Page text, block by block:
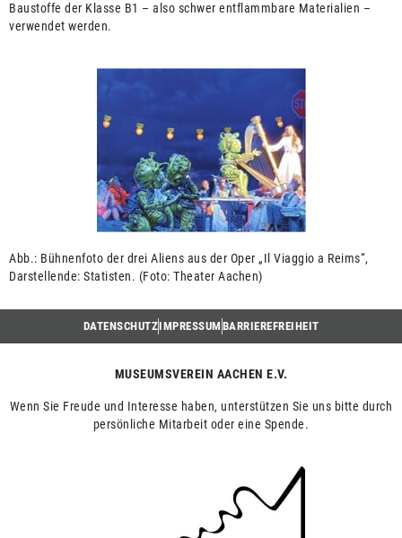
Baustoffe der Klasse B1 – also schwer entflammbare Materialien –
verwendet werden.
Abb.: Bühnenfoto der drei Aliens aus der Oper „Il Viaggio a Reims“,
Darstellende: Statisten. (Foto: Theater Aachen)
DATENSCHUTZIMPRESSUM BARRIEREFREIHEIT
MUSEUMSVEREIN AACHEN E.V.
Wenn Sie Freude und Interesse haben, unterstützen Sie uns bitte durch
persönliche Mitarbeit oder eine Spende.